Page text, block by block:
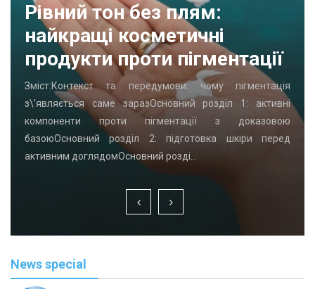
Рівний тон без плям:
найкращі косметичні
продукти проти пігментації
Зміст:Контекст та передумови: чому пігментація
з\’являється саме заразОсновний розділ 1: активні
компоненти проти пігментації з доказовою
базоюОсновний розділ 2: підготовка шкіри перед
активним доглядомОсновний розді…
News special